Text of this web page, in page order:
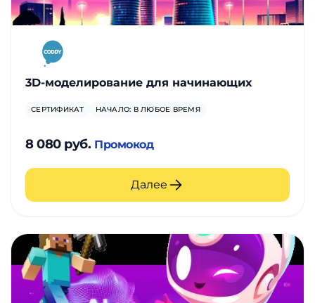
3D-моделирование для начинающих
СЕРТИФИКАТ НАЧАЛО: В ЛЮБОЕ ВРЕМЯ
8 080 руб. Промокод
Далее